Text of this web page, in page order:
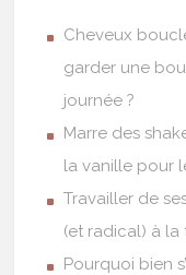
Cheveux
garder une
journée ?
Marre des
la vanille pour
Travailler de
(et radical) à
Pourquoi bien